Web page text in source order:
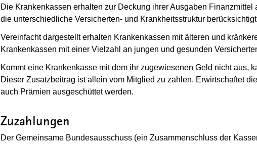
Die Krankenkassen erhalten zur Deckung ihrer Ausgaben
die unterschiedliche Versicherten- und Krankheitsstruktur
Vereinfacht dargestellt erhalten Krankenkassen mit älteren und
Krankenkassen mit einer Vielzahl an jungen und gesunden
Kommt eine Krankenkasse mit dem ihr zugewiesenen Geld nicht aus,
Dieser Zusatzbeitrag ist allein vom Mitglied zu zahlen. Erwirtschaftet
auch Prämien ausgeschüttet werden.
Zuzahlungen
Der Gemeinsame Bundesausschuss (ein Zusammenschluss der